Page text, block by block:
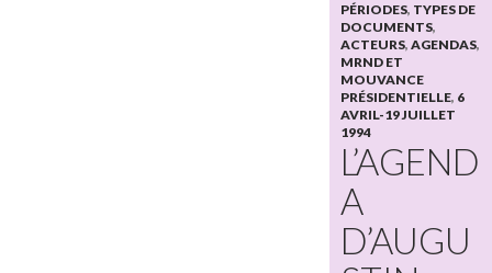
PÉRIODES, TYPES DE
DOCUMENTS,
ACTEURS, AGENDAS,
MRND ET
MOUVANCE
PRÉSIDENTIELLE, 6
AVRIL-19 JUILLET
1994
L’AGEND
A
D’AUGU